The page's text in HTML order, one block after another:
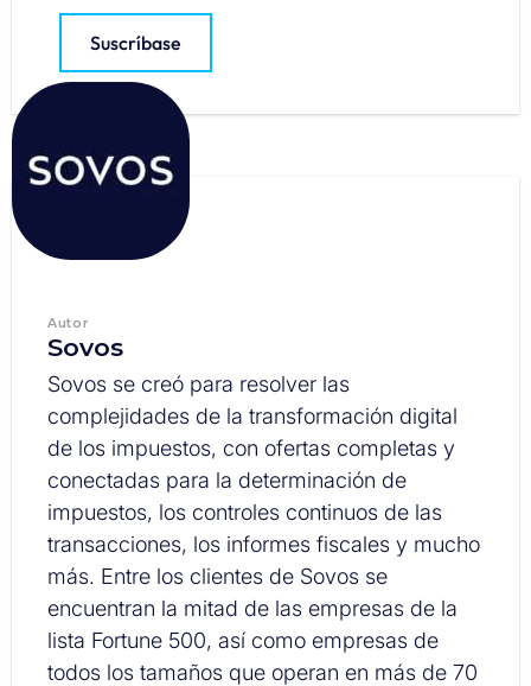
Suscríbase
Autor
Sovos
Sovos se creó para resolver las
complejidades de la transformación digital
de los impuestos, con ofertas completas y
conectadas para la determinación de
impuestos, los controles continuos de las
transacciones, los informes fiscales y mucho
más. Entre los clientes de Sovos se
encuentran la mitad de las empresas de la
lista Fortune 500, así como empresas de
todos los tamaños que operan en más de 70